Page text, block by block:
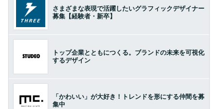
さまざまな表現で活躍したいグラフィックデザイナー
募集【経験者・新卒】
トップ企業とともにつくる。ブランドの未来を可視化
するデザイン
「かわいい」が大好き！トレンドを形にする仲間を募
集中